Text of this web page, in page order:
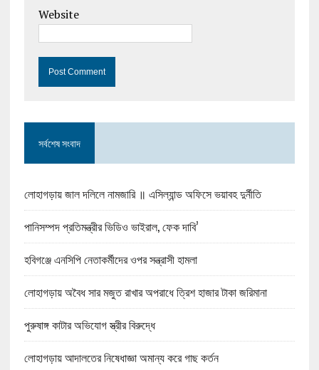
Website
সর্বশেষ সংবাদ
লোহাগড়ায় জাল দলিলে নামজারি ॥ এসিল্যান্ড অফিসে ভয়াবহ দুর্নীতি
পানিসম্পদ প্রতিমন্ত্রীর ভিডিও ভাইরাল, ফেক দাবি’
হবিগঞ্জে এনসিপি নেতাকর্মীদের ওপর সন্ত্রাসী হামলা
লোহাগড়ায় অবৈধ সার মজুত রাখার অপরাধে ত্রিশ হাজার টাকা জরিমানা
পুরুষাঙ্গ কাটার অভিযোগ স্ত্রীর বিরুদ্ধে
লোহাগড়ায় আদালতের নিষেধাজ্ঞা অমান্য করে গাছ কর্তন